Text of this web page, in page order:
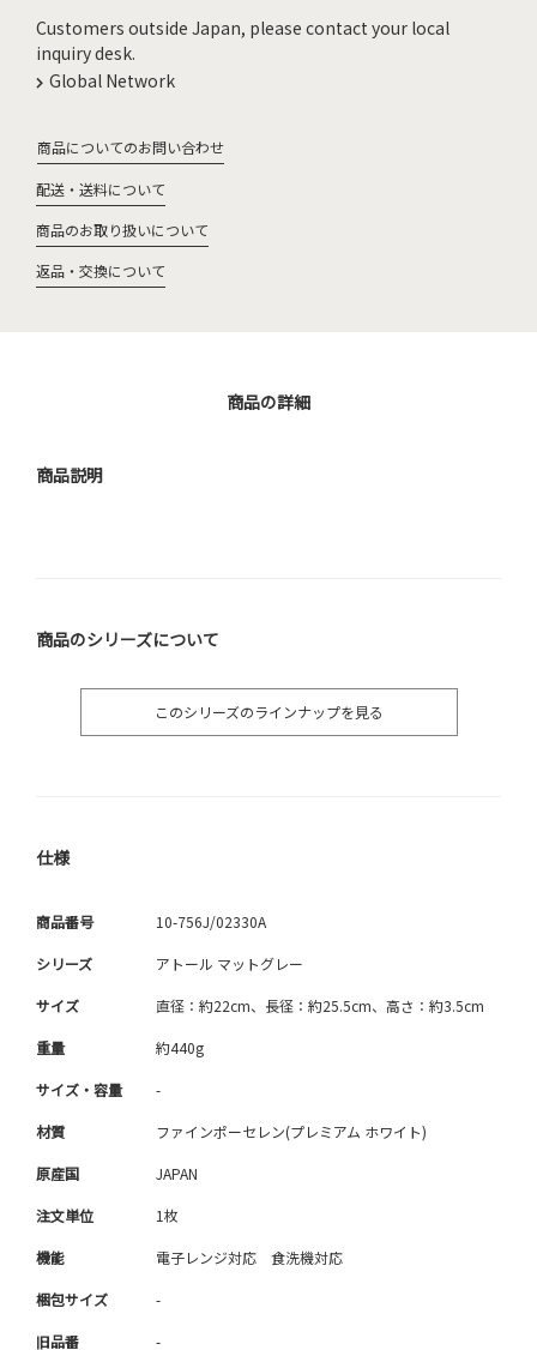
Customers outside Japan, please contact your local
inquiry desk.
Global Network
商品についてのお問い合わせ
配送・送料について
商品のお取り扱いについて
返品・交換について
商品の詳細
商品説明
商品のシリーズについて
このシリーズのラインナップを見る
仕様
商品番号 10-756J/02330A
シリーズ アトール マットグレー
サイズ 直径：約22cm、長径：約25.5cm、高さ：約3.5cm
重量 約440g
サイズ・容量 -
材質 ファインポーセレン(プレミアム ホワイト)
原産国 JAPAN
注文単位 1枚
機能 電子レンジ対応 食洗機対応
梱包サイズ -
旧品番 -